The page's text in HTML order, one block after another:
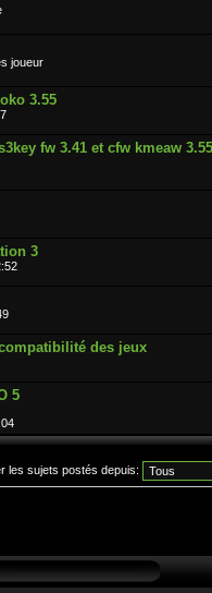
joueur
3.55
fw 3.41 et cfw kmeaw 3.55
3
des jeux
5
les sujets postés depuis: